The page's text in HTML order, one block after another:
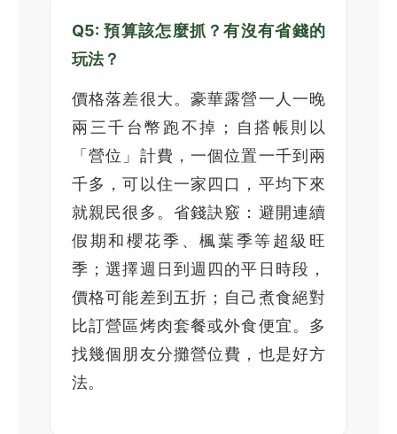
Q5: 預算該怎麼抓？有沒有省錢的
玩法？
價格落差很大。豪華露營一人一晚
兩三千台幣跑不掉；自搭帳則以
「營位」計費，一個位置一千到兩
千多，可以住一家四口，平均下來
就親民很多。省錢訣竅：避開連續
假期和櫻花季、楓葉季等超級旺
季；選擇週日到週四的平日時段，
價格可能差到五折；自己煮食絕對
比訂營區烤肉套餐或外食便宜。多
找幾個朋友分攤營位費，也是好方
法。